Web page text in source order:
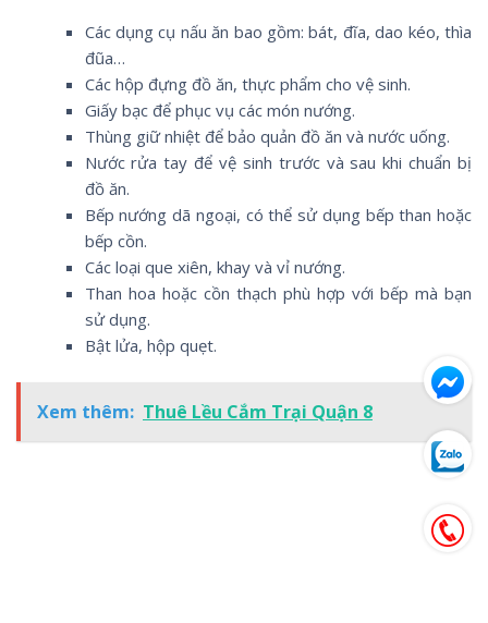
Các dụng cụ nấu ăn bao gồm: bát, đĩa, dao kéo, thìa
đũa…
Các hộp đựng đồ ăn, thực phẩm cho vệ sinh.
Giấy bạc để phục vụ các món nướng.
Thùng giữ nhiệt để bảo quản đồ ăn và nước uống.
Nước rửa tay để vệ sinh trước và sau khi chuẩn bị
đồ ăn.
Bếp nướng dã ngoại, có thể sử dụng bếp than hoặc
bếp cồn.
Các loại que xiên, khay và vỉ nướng.
Than hoa hoặc cồn thạch phù hợp với bếp mà bạn
sử dụng.
Bật lửa, hộp quẹt.
Xem thêm: Thuê Lều Cắm Trại Quận 8